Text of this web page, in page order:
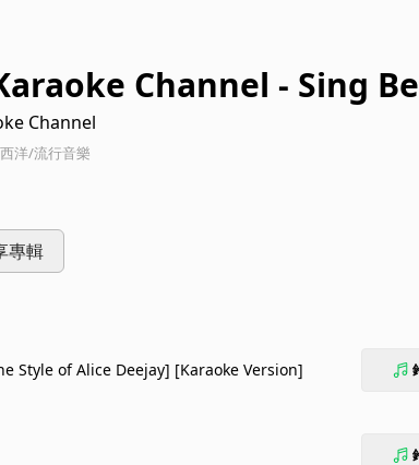
Channel - Sing
Like Alice Deejay
Channel
洋/流行音樂
專輯
Style of Alice Deejay] [Karaoke Version]